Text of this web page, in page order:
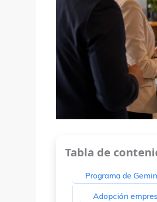
Tabla de
Programa de
Adopción